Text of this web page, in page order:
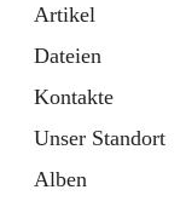
Artikel
Dateien
Kontakte
Unser Standort
Alben